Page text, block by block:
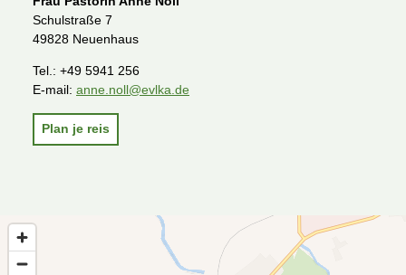
Schulstraße 7
49828 Neuenhaus
Tel.: +49 5941 256
E-mail: anne.noll@evlka.de
Plan je reis